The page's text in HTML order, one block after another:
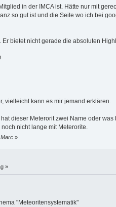
in der IMCA ist. Hätte nur mit
so gut ist und die Seite wo ich bei
bietet nicht gerade die absoluten
vielleicht kann es mir jemand erklären.
dieser Meterorit zwei Name oder was
nicht lange mit Meterorite.
»
»
"Meteoritensystematik"